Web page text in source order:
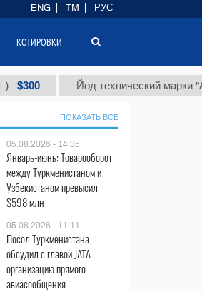
Йод технический марки "А" (т.)
ПОКАЗАТЬ ВСЕ
05.08.2026 - 14:35
Январь-июнь: Товарооборот
между Туркменистаном и
Узбекистаном превысил
$598 млн
05.08.2026 - 11:11
Посол Туркменистана
обсудил с главой JATA
организацию прямого
авиасообщения
ENG TM РУС
КОТИРОВКИ